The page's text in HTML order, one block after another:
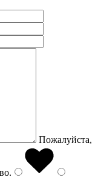
Пожалуйста,
.